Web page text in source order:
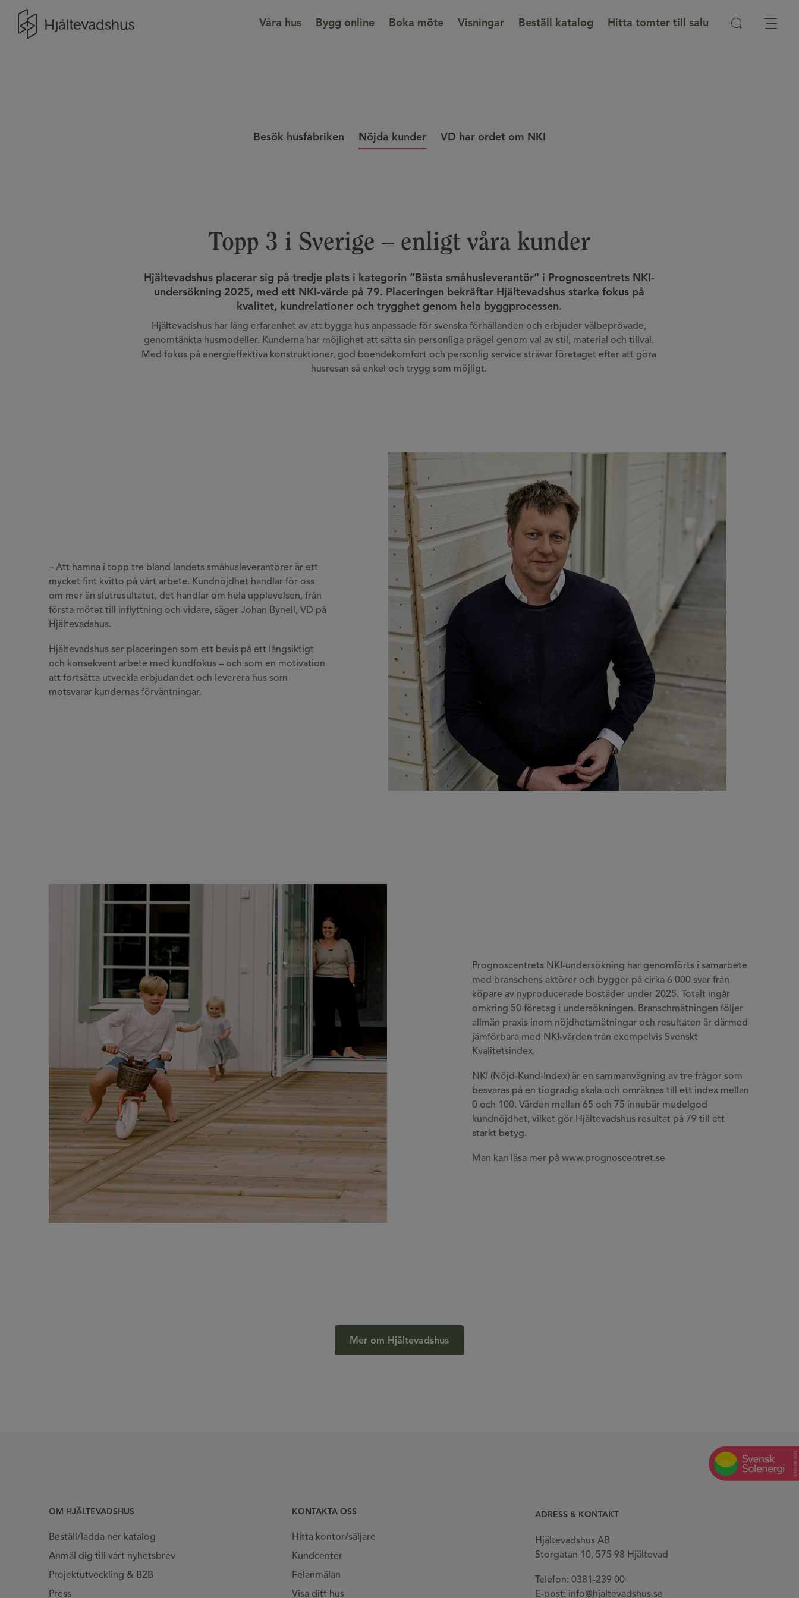
Våra hus Bygg online Boka möte Visningar Beställ katalog Hitta tomter till salu
Besök husfabriken Nöjda kunder VD har ordet om NKI
Topp 3 i Sverige – enligt våra kunder
Hjältevadshus placerar sig på tredje plats i kategorin ”Bästa småhusleverantör” i Prognoscentrets NKI-
undersökning 2025, med ett NKI-värde på 79. Placeringen bekräftar Hjältevadshus starka fokus på
kvalitet, kundrelationer och trygghet genom hela byggprocessen.
Hjältevadshus har lång erfarenhet av att bygga hus anpassade för svenska förhållanden och erbjuder välbeprövade,
genomtänkta husmodeller. Kunderna har möjlighet att sätta sin personliga prägel genom val av stil, material och tillval.
Med fokus på energieffektiva konstruktioner, god boendekomfort och personlig service strävar företaget efter att göra
husresan så enkel och trygg som möjligt.
– Att hamna i topp tre bland landets småhusleverantörer är ett
mycket fint kvitto på vårt arbete. Kundnöjdhet handlar för oss
om mer än slutresultatet, det handlar om hela upplevelsen, från
första mötet till inflyttning och vidare, säger Johan Bynell, VD på
Hjältevadshus.
Hjältevadshus ser placeringen som ett bevis på ett långsiktigt
och konsekvent arbete med kundfokus – och som en motivation
att fortsätta utveckla erbjudandet och leverera hus som
motsvarar kundernas förväntningar.
Prognoscentrets NKI-undersökning har genomförts i samarbete
med branschens aktörer och bygger på cirka 6 000 svar från
köpare av nyproducerade bostäder under 2025. Totalt ingår
omkring 50 företag i undersökningen. Branschmätningen följer
allmän praxis inom nöjdhetsmätningar och resultaten är därmed
jämförbara med NKI-värden från exempelvis Svenskt
Kvalitetsindex.
NKI (Nöjd-Kund-Index) är en sammanvägning av tre frågor som
besvaras på en tiogradig skala och omräknas till ett index mellan
0 och 100. Värden mellan 65 och 75 innebär medelgod
kundnöjdhet, vilket gör Hjältevadshus resultat på 79 till ett
starkt betyg.
Man kan läsa mer på www.prognoscentret.se
Mer om Hjältevadshus
OM HJÄLTEVADSHUS
Beställ/ladda ner katalog
Anmäl dig till vårt nyhetsbrev
Projektutveckling & B2B
Press
KONTAKTA OSS
Hitta kontor/säljare
Kundcenter
Felanmälan
Visa ditt hus
ADRESS & KONTAKT
Hjältevadshus AB
Storgatan 10, 575 98 Hjältevad
Telefon: 0381-239 00
E-post: info@hjaltevadshus.se